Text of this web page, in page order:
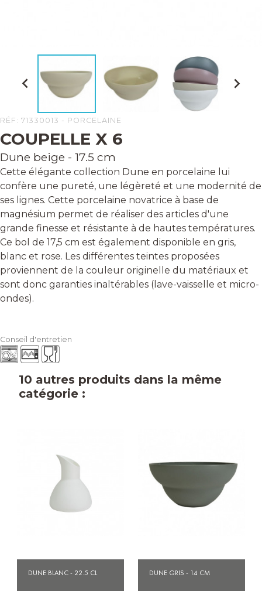
 
RÉF: 71330013 - PORCELAINE
COUPELLE X 6
Dune beige - 17.5 cm
Cette élégante collection Dune en porcelaine lui
confère une pureté, une légèreté et une modernité de
ses lignes. Cette porcelaine novatrice à base de
magnésium permet de réaliser des articles d'une
grande finesse et résistante à de hautes températures.
Ce bol de 17,5 cm est également disponible en gris,
blanc et rose. Les différentes teintes proposées
proviennent de la couleur originelle du matériaux et
sont donc garanties inaltérables (lave-vaisselle et micro-
ondes).
Conseil d'entretien
10 autres produits dans la même
catégorie :
DUNE BLANC - 22.5 CL DUNE GRIS - 14 CM